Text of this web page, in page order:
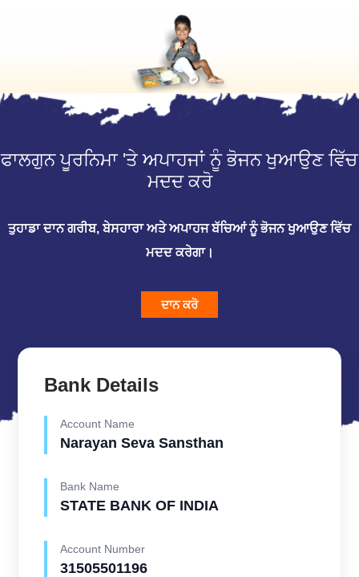
ਫਾਲਗੁਨ ਪੂਰਨਿਮਾ 'ਤੇ ਅਪਾਹਜਾਂ ਨੂੰ ਭੋਜਨ ਖੁਆਉਣ ਵਿੱਚ
ਮਦਦ ਕਰੋ
ਤੁਹਾਡਾ ਦਾਨ ਗਰੀਬ, ਬੇਸਹਾਰਾ ਅਤੇ ਅਪਾਹਜ ਬੱਚਿਆਂ ਨੂੰ ਭੋਜਨ ਖੁਆਉਣ ਵਿੱਚ
ਮਦਦ ਕਰੇਗਾ।
ਦਾਨ ਕਰੋ
Bank Details
Account Name
Narayan Seva Sansthan
Bank Name
STATE BANK OF INDIA
Account Number
31505501196